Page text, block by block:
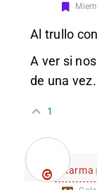
Al trullo
A ver si
de una
1
karma